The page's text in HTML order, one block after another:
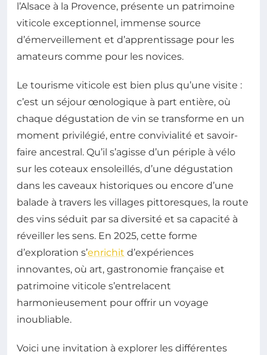
l’Alsace à la Provence, présente un patrimoine
viticole exceptionnel, immense source
d’émerveillement et d’apprentissage pour les
amateurs comme pour les novices.
Le tourisme viticole est bien plus qu’une visite :
c’est un séjour œnologique à part entière, où
chaque dégustation de vin se transforme en un
moment privilégié, entre convivialité et savoir-
faire ancestral. Qu’il s’agisse d’un périple à vélo
sur les coteaux ensoleillés, d’une dégustation
dans les caveaux historiques ou encore d’une
balade à travers les villages pittoresques, la route
des vins séduit par sa diversité et sa capacité à
réveiller les sens. En 2025, cette forme
d’exploration s’enrichit d’expériences
innovantes, où art, gastronomie française et
patrimoine viticole s’entrelacent
harmonieusement pour offrir un voyage
inoubliable.
Voici une invitation à explorer les différentes